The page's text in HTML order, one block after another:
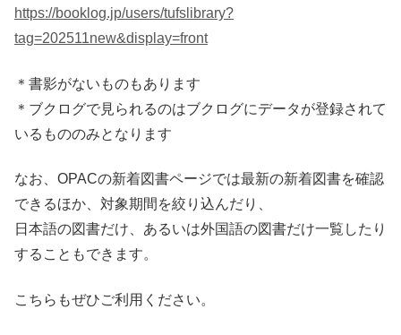
https://booklog.jp/users/tufslibrary?
tag=202511new&display=front
＊書影がないものもあります
＊ブクログで見られるのはブクログにデータが登録されて
いるもののみとなります
なお、OPACの新着図書ページでは最新の新着図書を確認
できるほか、対象期間を絞り込んだり、
日本語の図書だけ、あるいは外国語の図書だけ一覧したり
することもできます。
こちらもぜひご利用ください。